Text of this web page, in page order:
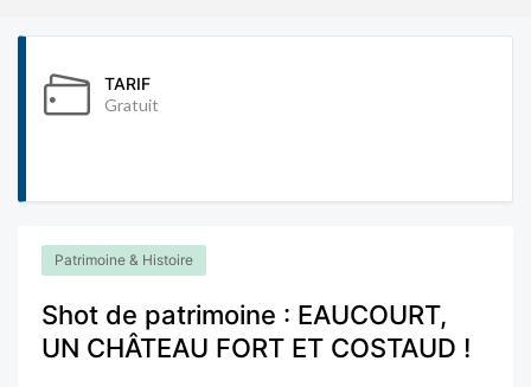
TARIF
Gratuit
Patrimoine & Histoire
Shot de patrimoine : EAUCOURT,
UN CHÂTEAU FORT ET COSTAUD !